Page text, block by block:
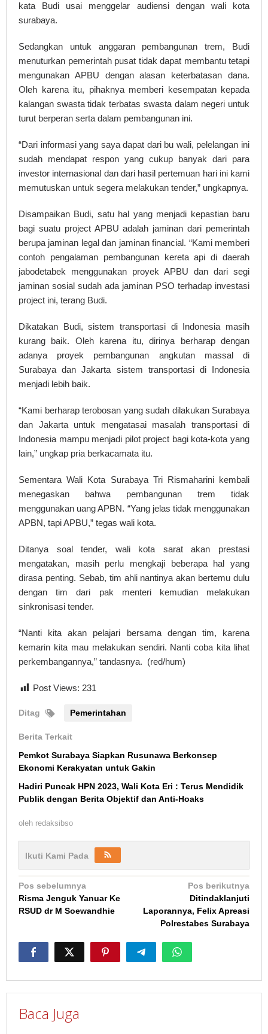
kata Budi usai menggelar audiensi dengan wali kota
surabaya.
Sedangkan untuk anggaran pembangunan trem, Budi
menuturkan pemerintah pusat tidak dapat membantu tetapi
mengunakan APBU dengan alasan keterbatasan dana.
Oleh karena itu, pihaknya memberi kesempatan kepada
kalangan swasta tidak terbatas swasta dalam negeri untuk
turut berperan serta dalam pembangunan ini.
“Dari informasi yang saya dapat dari bu wali, pelelangan ini
sudah mendapat respon yang cukup banyak dari para
investor internasional dan dari hasil pertemuan hari ini kami
memutuskan untuk segera melakukan tender,” ungkapnya.
Disampaikan Budi, satu hal yang menjadi kepastian baru
bagi suatu project APBU adalah jaminan dari pemerintah
berupa jaminan legal dan jaminan financial. “Kami memberi
contoh pengalaman pembangunan kereta api di daerah
jabodetabek menggunakan proyek APBU dan dari segi
jaminan sosial sudah ada jaminan PSO terhadap investasi
project ini, terang Budi.
Dikatakan Budi, sistem transportasi di Indonesia masih
kurang baik. Oleh karena itu, dirinya berharap dengan
adanya proyek pembangunan angkutan massal di
Surabaya dan Jakarta sistem transportasi di Indonesia
menjadi lebih baik.
“Kami berharap terobosan yang sudah dilakukan Surabaya
dan Jakarta untuk mengatasai masalah transportasi di
Indonesia mampu menjadi pilot project bagi kota-kota yang
lain,” ungkap pria berkacamata itu.
Sementara Wali Kota Surabaya Tri Rismaharini kembali
menegaskan bahwa pembangunan trem tidak
menggunakan uang APBN. “Yang jelas tidak menggunakan
APBN, tapi APBU,” tegas wali kota.
Ditanya soal tender, wali kota sarat akan prestasi
mengatakan, masih perlu mengkaji beberapa hal yang
dirasa penting. Sebab, tim ahli nantinya akan bertemu dulu
dengan tim dari pak menteri kemudian melakukan
sinkronisasi tender.
“Nanti kita akan pelajari bersama dengan tim, karena
kemarin kita mau melakukan sendiri. Nanti coba kita lihat
perkembangannya,” tandasnya. (red/hum)
Post Views: 231
Ditag Pemerintahan
Berita Terkait
Pemkot Surabaya Siapkan Rusunawa Berkonsep
Ekonomi Kerakyatan untuk Gakin
Hadiri Puncak HPN 2023, Wali Kota Eri : Terus Mendidik
Publik dengan Berita Objektif dan Anti-Hoaks
oleh redaksibso
Ikuti Kami Pada
Navigasi
pos
Pos sebelumnya
Risma Jenguk Yanuar Ke
RSUD dr M Soewandhie
Pos berikutnya
Ditindaklanjuti
Laporannya, Felix Apreasi
Polrestabes Surabaya
Baca Juga